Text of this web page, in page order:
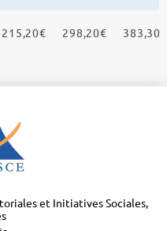
215,20€ 298,20€ 383,30€
et Initiatives Sociales,